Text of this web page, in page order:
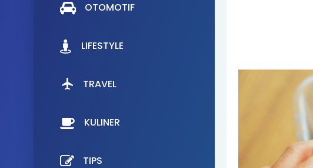
OTOMOTIF
LIFESTYLE
TRAVEL
KULINER
TIPS